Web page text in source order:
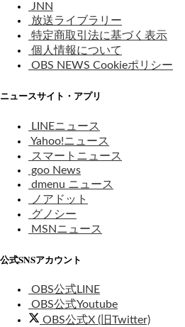
JNN
放送ライブラリー
特定商取引法に基づく表示
個人情報について
OBS NEWS Cookieポリシー
ニュースサイト・アプリ
LINEニュース
Yahoo!ニュース
スマートニュース
goo News
dmenu ニュース
ノアドット
グノシー
MSNニュース
公式SNSアカウント
OBS公式LINE
OBS公式Youtube
OBS公式X (旧Twitter)